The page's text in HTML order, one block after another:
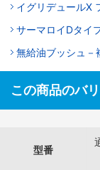
イグリデュールX
サーマロイDタイ
無給油ブッシュ－
この商品のバ
型番